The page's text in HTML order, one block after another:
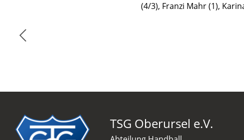
(4/3), Franzi Mahr (1),
TSG Oberursel e.V.